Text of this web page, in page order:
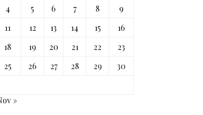
4 5 6 7 8
9
11 12 13 14 15
16
18 19 20 21 22
23
25 26 27 28 29
30
»